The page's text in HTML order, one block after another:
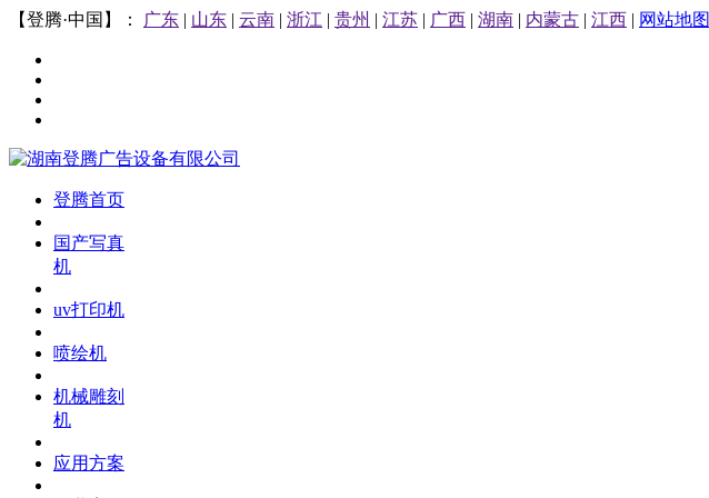
【登腾·中国】： 广东 | 山东 | 云南 | 浙江 | 贵州 | 江苏 | 广西 | 湖南 | 内蒙古 | 江西 | 网站地图
登腾首页
国产写真
机
uv打印机
喷绘机
机械雕刻
机
应用方案